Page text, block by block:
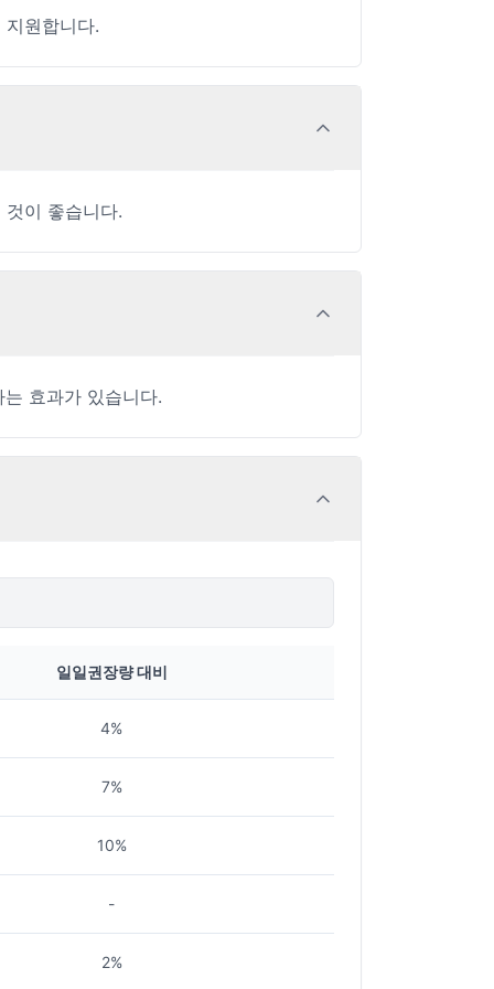
원합니다.
이 좋습니다.
효과가 있습니다.
일일권장량 대비
4%
7%
10%
-
2%